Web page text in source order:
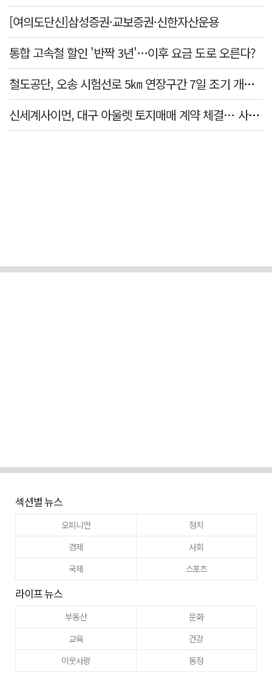
[여의도단신]삼성증권·교보증권·신한자산운용
통합 고속철 할인 '반짝 3년'…이후 요금 도로 오른다?
철도공단, 오송 시험선로 5㎞ 연장구간 7일 조기 개통…LA 메트로 사업 지원
신세계사이먼, 대구 아울렛 토지매매 계약 체결… 사업 본궤도
섹션별 뉴스
오피니언
정치
경제
사회
국제
스포츠
라이프 뉴스
부동산
문화
교육
건강
이웃사랑
동정